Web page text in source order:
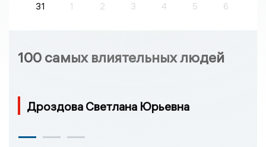
31
1 2 3 4 5 6
100 самых влиятельных людей
Дроздова Светлана Юрьевна